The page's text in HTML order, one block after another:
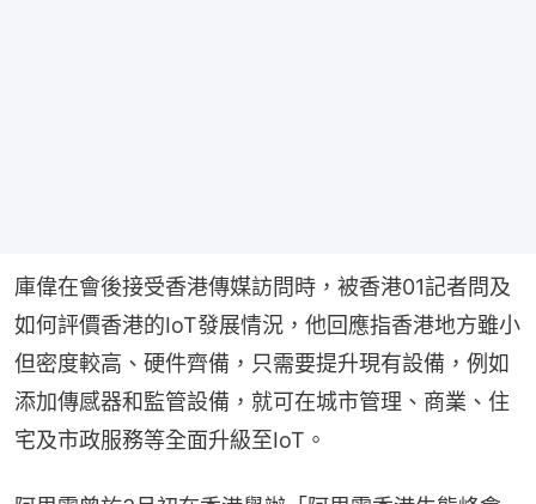
庫偉在會後接受香港傳媒訪問時，被香港01記者問及
如何評價香港的IoT發展情況，他回應指香港地方雖小
但密度較高、硬件齊備，只需要提升現有設備，例如
添加傳感器和監管設備，就可在城市管理、商業、住
宅及市政服務等全面升級至IoT。